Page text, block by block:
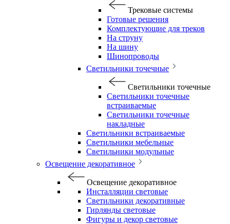
Трековые системы
Готовые решения
Комплектующие для треков
На струну
На шину
Шинопроводы
Светильники точечные
Светильники точечные
Светильники точечные
встраиваемые
Светильники точечные
накладные
Светильники встраиваемые
Светильники мебельные
Светильники модульные
Освещение декоративное
Освещение декоративное
Инсталляции световые
Светильники декоративные
Гирлянды световые
Фигуры и декор световые